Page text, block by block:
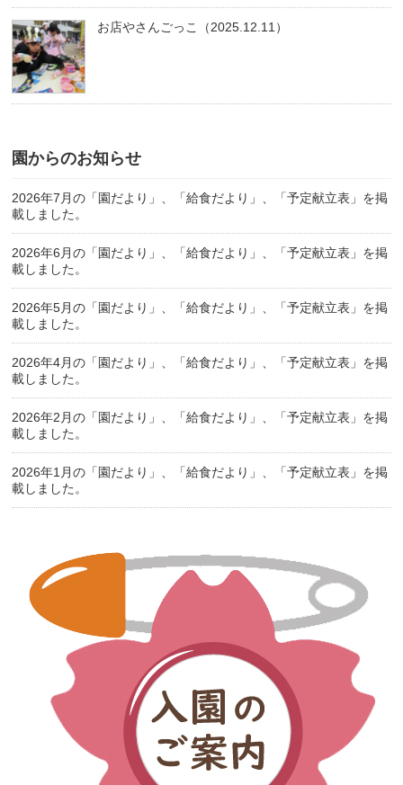
お店やさんごっこ（2025.12.11）
園からのお知らせ
2026年7月の「園だより」、「給食だより」、「予定献立表」を掲
載しました。
2026年6月の「園だより」、「給食だより」、「予定献立表」を掲
載しました。
2026年5月の「園だより」、「給食だより」、「予定献立表」を掲
載しました。
2026年4月の「園だより」、「給食だより」、「予定献立表」を掲
載しました。
2026年2月の「園だより」、「給食だより」、「予定献立表」を掲
載しました。
2026年1月の「園だより」、「給食だより」、「予定献立表」を掲
載しました。